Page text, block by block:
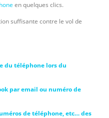
en quelques clics.
suffisante contre le vol de
du téléphone lors du
par email ou numéro de
de téléphone, etc… des